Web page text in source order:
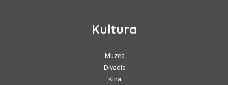
Kultura
Muzea
Divadla
Kina